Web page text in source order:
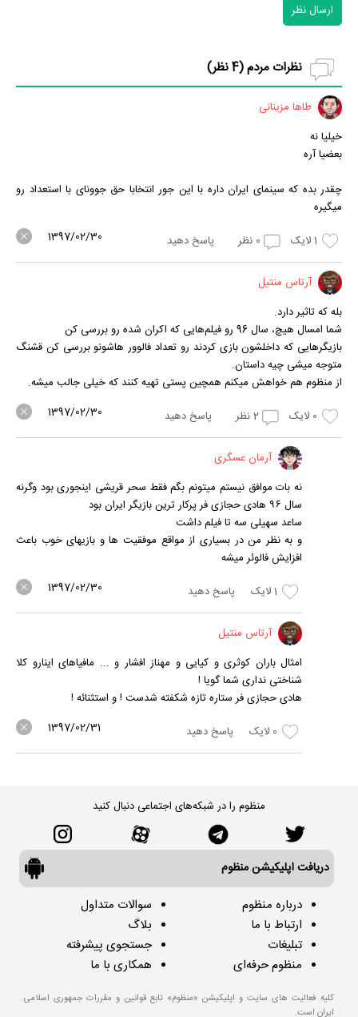
ارسال نظر
نظرات مردم (4نظر)
طاها مزینانی
خیلیا نه
بعضیا آره
چقدر بده که سینمای ایران داره با این جور انتخابا حق جوونای با استعداد رو
میگیره
1لایک 0 نظر پاسخ دهید 1397/02/30
آرتاس منتیل
بله که تاثیر دارد.
شما امسال هیچ، سال 96 رو فیلم‌هایی که اکران شده رو بررسی کن
بازیگرهایی که داخلشون بازی کردند رو تعداد فالوور هاشونو بررسی کن قشنگ
متوجه میشی چیه داستان.
از منظوم هم خواهش میکنم همچین پستی تهیه کنند که خیلی جالب میشه.
0 لایک 2نظر پاسخ دهید 1397/02/30
آرمان عسگری
نه بات موافق نیستم میتونم بگم فقط سحر قریشی اینجوری بود وگرنه
سال ۹۶ هادی حجازی فر پرکار ترین بازیگر ایران بود
ساعد سهیلی سه تا فیلم داشت
و به نظر من در بسیاری از مواقع موفقیت ها و بازیهای خوب باعث
افزایش فالوئر میشه
1لایک پاسخ دهید 1397/02/30
آرتاس منتیل
امثال باران کوثری و کیایی و مهناز افشار و ... مافیاهای اینارو کلا
شناختی نداری شما گویا !
هادی حجازی فر ستاره تازه شکفته شدست ! و استثنائه !
0 لایک پاسخ دهید 1397/02/31
منظوم را در شبکه‌های اجتماعی دنبال کنید
دریافت اپلیکیشن منظوم
درباره منظوم
ارتباط با ما
تبلیغات
منظوم حرفه‌ای
سوالات متداول
بلاگ
جستجوی پیشرفته
همکاری با ما
کلیه فعالیت های سایت و اپلیکیشن «منظوم» تابع قوانین و مقررات جمهوری اسلامی
ایران است.